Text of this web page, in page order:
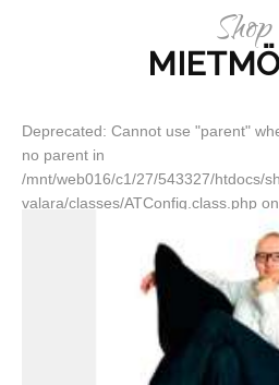
Shop
Deprecated: Cannot use "parent"
no parent in
/mnt/web016/c1/27/543327/htdocs/
valara/classes/ATConfig.class.php